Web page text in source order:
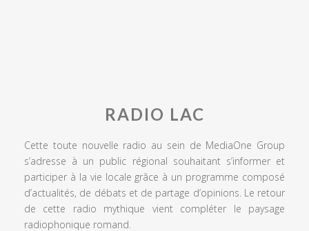
RADIO LAC
Cette toute nouvelle radio au sein de MediaOne Group
s’adresse à un public régional souhaitant s’informer et
participer à la vie locale grâce à un programme composé
d’actualités, de débats et de partage d’opinions. Le retour
de cette radio mythique vient compléter le paysage
radiophonique romand.